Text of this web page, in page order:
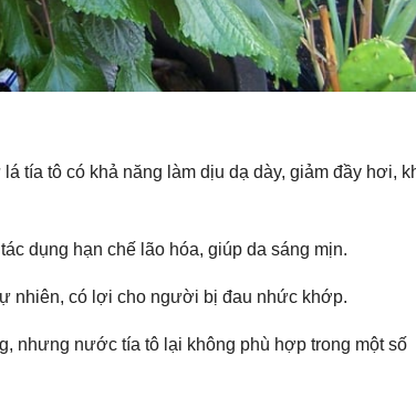
tía tô có khả năng làm dịu dạ dày, giảm đầy hơi,
dụng hạn chế lão hóa, giúp da sáng mịn.
nhiên, có lợi cho người bị đau nhức khớp.
nhưng nước tía tô lại không phù hợp trong một số